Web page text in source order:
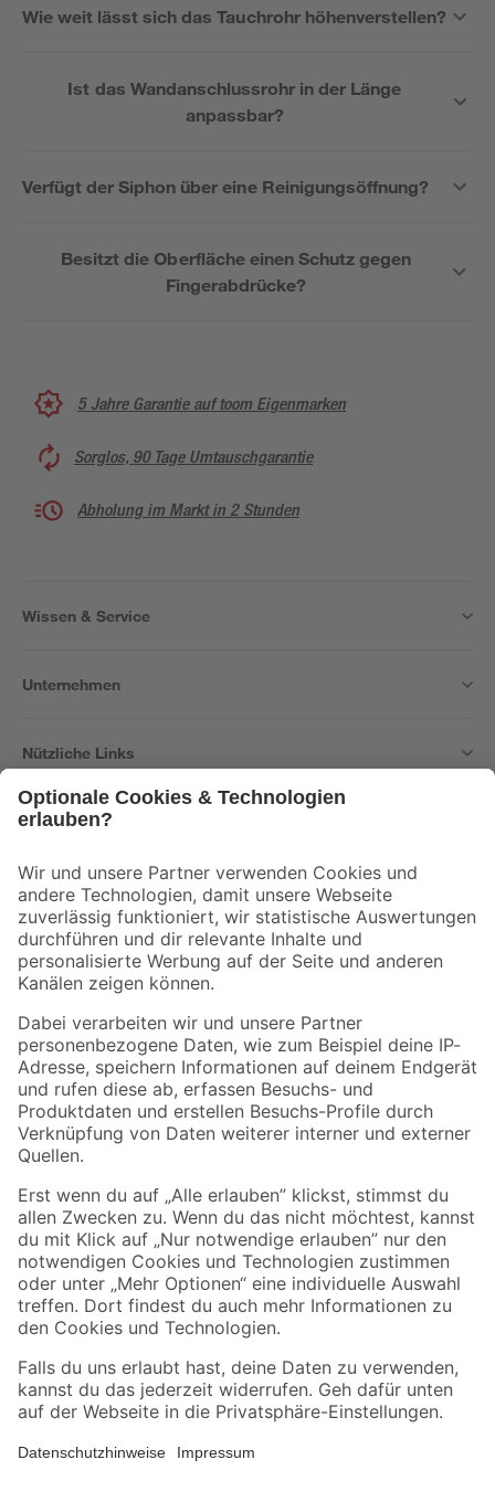
Wie weit lässt sich das Tauchrohr höhenverstellen?
Ist das Wandanschlussrohr in der Länge
anpassbar?
Verfügt der Siphon über eine Reinigungsöffnung?
Besitzt die Oberfläche einen Schutz gegen
Fingerabdrücke?
5 Jahre Garantie auf toom Eigenmarken
Sorglos, 90 Tage Umtauschgarantie
Abholung im Markt in 2 Stunden
Wissen & Service
Unternehmen
Nützliche Links
Der toom Newsletter: Keine Angebote und Aktionen mehr verpassen!
Zur Newsletter Anmeldung
Folge uns
Zahlungsarten Versandarten
Sicher einkaufen
Jetzt die toom-App herunterladen
Alle Preisangaben in EUR inkl. gesetzl. MwSt.. Die dargestellten Angebote sind unter
Umständen nicht in allen Märkten verfügbar. Die angegebenen Verfügbarkeiten beziehen
Produkte nur solange der Vorrat reicht.
*Paketversand ab 59 € versandkostenfrei, gilt nicht für Artikel mit Speditionsversand, hier